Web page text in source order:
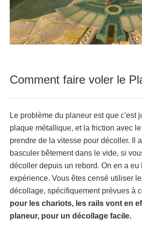
Comment faire voler le
Le problème du planeur est que c'est
plaque métallique, et la friction avec
prendre de la vitesse pour décoller. Il
basculer bêtement dans le vide, si
décoller depuis un rebord. On en a
expérience. Vous êtes censé utiliser
décollage, spécifiquement prévues à
pour les chariots, les rails vont en
planeur, pour un décollage facile.